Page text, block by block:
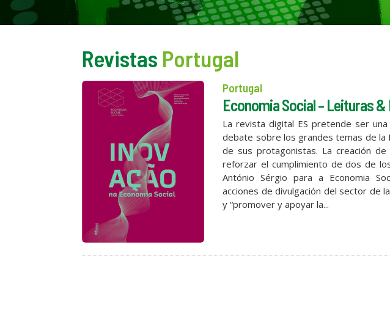
Revistas Portugal
Portugal
Economia Social – Leituras &
La revista digital ES pretende ser
debate sobre los grandes temas de la
de sus protagonistas. La creación
reforzar el cumplimiento de dos de
António Sérgio para a Economia
acciones de divulgación del sector de
y “promover y apoyar la...